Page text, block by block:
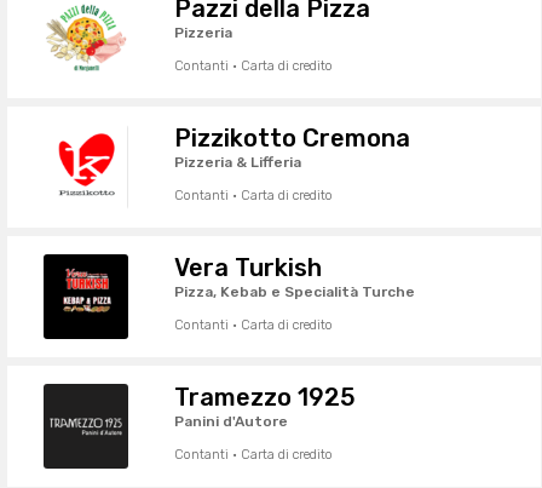
Pazzi della Pizza
Pizzeria
Contanti · Carta di credito
Pizzikotto Cremona
Pizzeria & Lifferia
Contanti · Carta di credito
Vera Turkish
Pizza, Kebab e Specialità Turche
Contanti · Carta di credito
Tramezzo 1925
Panini d'Autore
Contanti · Carta di credito